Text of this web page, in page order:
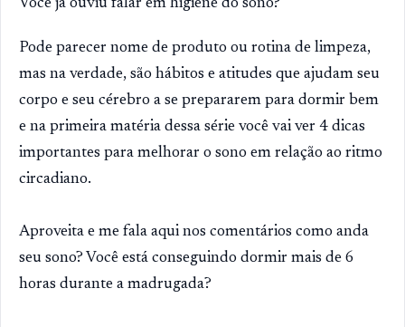
Você já ouviu falar em higiene do sono?
Pode parecer nome de produto ou rotina de limpeza,
mas na verdade, são hábitos e atitudes que ajudam seu
corpo e seu cérebro a se prepararem para dormir bem
e na primeira matéria dessa série você vai ver 4 dicas
importantes para melhorar o sono em relação ao ritmo
circadiano.
Aproveita e me fala aqui nos comentários como anda
seu sono? Você está conseguindo dormir mais de 6
horas durante a madrugada?